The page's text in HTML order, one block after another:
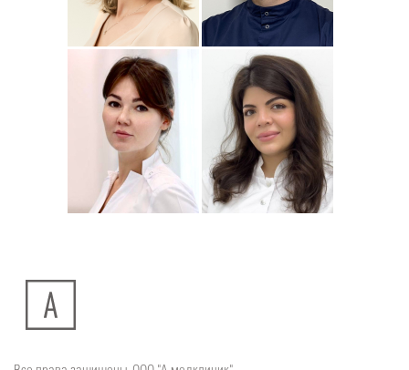
Подробнеео
Сейфетдинова
Юлия
Стоматолог-ортодонт
Подробнеео
Симонов
Стоматолог детский
Подробнее о
Ситдикова
Стоматолог-хирург
Подробнеео
Тумасян
Стоматолог-терапевт